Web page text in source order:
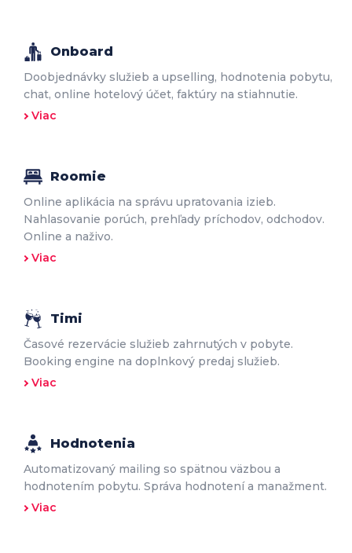
Onboard
Doobjednávky služieb a upselling, hodnotenia pobytu,
chat, online hotelový účet, faktúry na stiahnutie.
Viac
Roomie
Online aplikácia na správu upratovania izieb.
Nahlasovanie porúch, prehľady príchodov, odchodov.
Online a naživo.
Viac
Timi
Časové rezervácie služieb zahrnutých v pobyte.
Booking engine na doplnkový predaj služieb.
Viac
Hodnotenia
Automatizovaný mailing so spätnou väzbou a
hodnotením pobytu. Správa hodnotení a manažment.
Viac